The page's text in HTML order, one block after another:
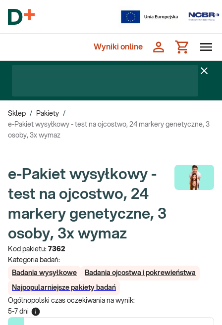
Wyniki online
Sklep / Pakiety /
e-Pakiet wysyłkowy - test na ojcostwo, 24 markery genetyczne, 3
osoby, 3x wymaz
e-Pakiet wysyłkowy -
test na ojcostwo, 24
markery genetyczne, 3
osoby, 3x wymaz
Kod pakietu: 7362
Kategoria badań:
Badania wysyłkowe
Badania ojcostwa i pokrewieństwa
Najpopularniejsze pakiety badań
Ogólnopolski czas oczekiwania na wynik:
5-7 dni